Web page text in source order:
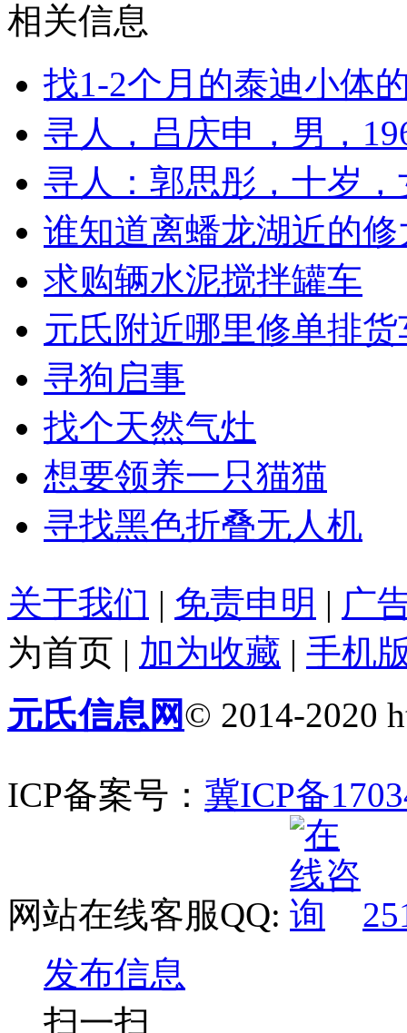
相关信息
找1-2个月的泰迪小体
寻人，吕庆申，男，
寻人：郭思彤，十岁
谁知道离蟠龙湖近的
求购辆水泥搅拌罐车
元氏附近哪里修单排
寻狗启事
找个天然气灶
想要领养一只猫猫
寻找黑色折叠无人机
关于我们 | 免责申明 | 广
为首页 | 加为收藏 | 手机
元氏信息网© 2014-2020
ICP备案号： 冀ICP备
网站在线客服QQ:
发布信息
扫一扫